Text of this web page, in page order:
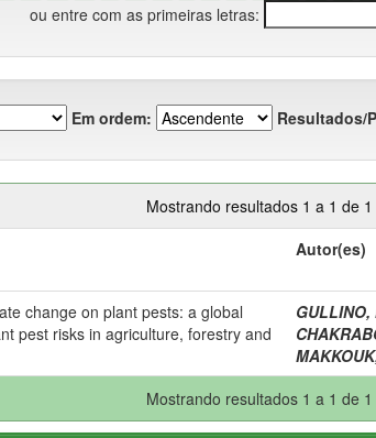
ou entre com as primeiras letras:
Em ordem: Resultados/
Mostrando resultados 1 a 1 de 1
Autor(es)
change on plant pests: a global
pest risks in agriculture, forestry and
GULLINO,
Mostrando resultados 1 a 1 de 1